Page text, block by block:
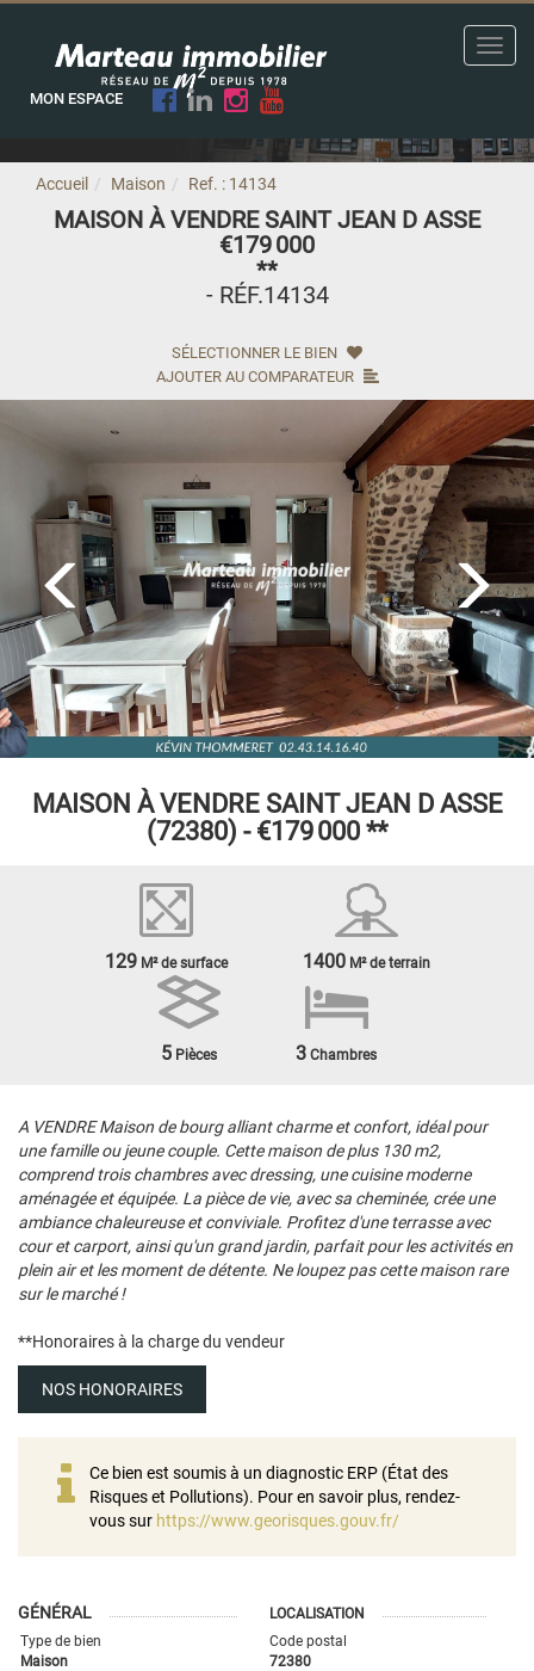
MON ESPACE
Accueil Maison Ref. : 14134
MAISON À VENDRE SAINT JEAN D ASSE
€179 000
**
- RÉF.14134
SÉLECTIONNER LE BIEN
AJOUTER AU COMPARATEUR
MAISON À VENDRESAINT JEAN D ASSE
(72380) - €179 000 **
129M² de surface 1400M² de terrain
5 Pièces 3 Chambres
A VENDRE Maison de bourg alliant charme et confort, idéal pour
une famille ou jeune couple. Cette maison de plus 130 m2,
comprend trois chambres avec dressing, une cuisine moderne
aménagée et équipée. La pièce de vie, avec sa cheminée, crée une
ambiance chaleureuse et conviviale. Profitez d'une terrasse avec
cour et carport, ainsi qu'un grand jardin, parfait pour les activités en
plein air et les moment de détente. Ne loupez pas cette maison rare
sur le marché !
**Honoraires à la charge du vendeur
NOS HONORAIRES
Ce bien est soumis à un diagnostic ERP (État des
Risques et Pollutions). Pour en savoir plus, rendez-
vous sur https://www.georisques.gouv.fr/
GÉNÉRAL
Type de bien
Maison
LOCALISATION
Code postal
72380